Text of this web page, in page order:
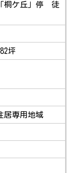
桐ケ丘」停 徒
坪
居専用地域